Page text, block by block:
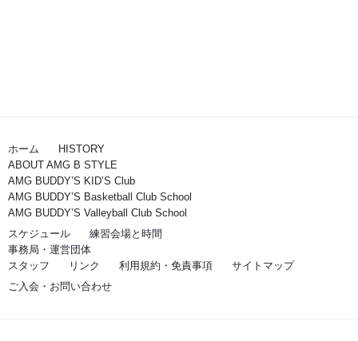
ホーム
HISTORY
ABOUT AMG B STYLE
AMG BUDDY’S KID’S Club
AMG BUDDY’S Basketball Club School
AMG BUDDY’S Valleyball Club School
スケジュール
練習会場と時間
事務局・運営団体
スタッフ
リンク 利用規約・免責事項
サイトマップ
ご入会・お問い合わせ